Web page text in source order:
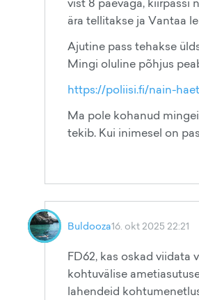
ära tellitakse ja Vantaa
Ajutine pass tehakse
Mingi oluline põhjus
https://poliisi.fi/nain-
Ma pole kohanud
tekib. Kui inimesel on
Buldooza16. okt 2025 22:21
FD62, kas oskad viidata
kohtuvälise
lahendeid